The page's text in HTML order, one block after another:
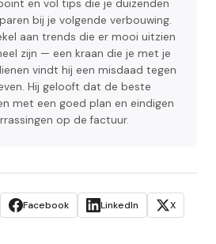
en vol tips die je duizenden
bij je volgende verbouwing.
aan trends die er mooi uitzien
zijn — een kraan die je met je
vindt hij een misdaad tegen
Hij gelooft dat de beste
met een goed plan en eindigen
op de factuur.
Facebook LinkedIn
X